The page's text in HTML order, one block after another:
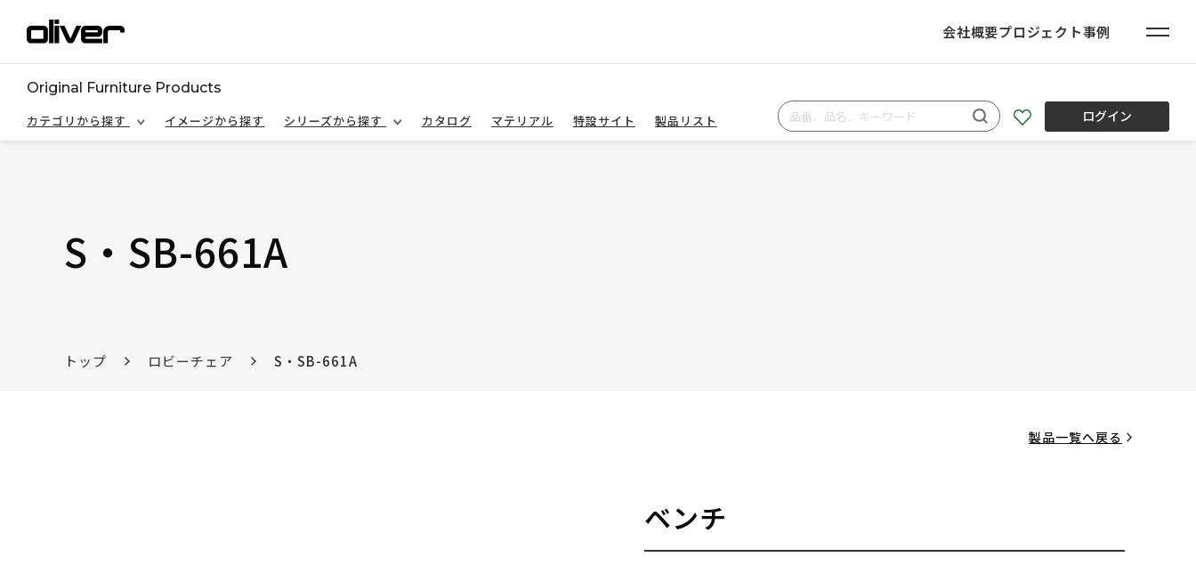
会社概要プロジェクト事例
Original Furniture Products
カテゴリから探す
イメージから探す シリーズから探す カタログ マテリアル 特設サイト 製品リスト ログイン
S・SB-661A
トップ ロビーチェア S・SB-661A
製品一覧へ戻る
ベンチ